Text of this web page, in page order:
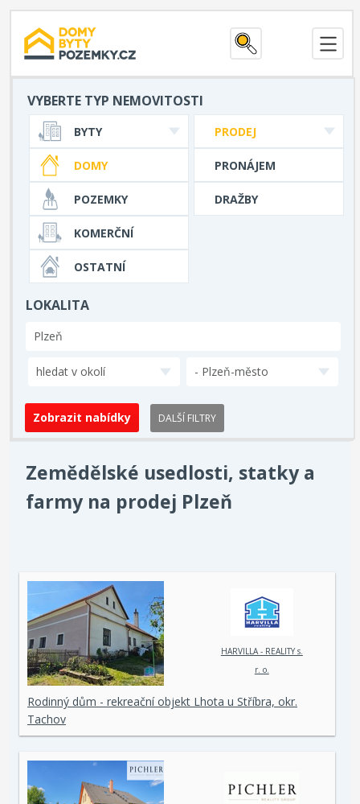
VYBERTE TYP NEMOVITOSTI
PRODEJ
PRONÁJEM
DRAŽBY
BYTY
DOMY
POZEMKY
KOMERČNÍ
OSTATNÍ
LOKALITA
hledat v okolí - Plzeň-město
DALŠÍ FILTRY
Zemědělské usedlosti, statky a
farmy na prodej Plzeň
HARVILLA - REALITY s.
r. o.
Rodinný dům - rekreační objekt Lhota u Stříbra, okr.
Tachov